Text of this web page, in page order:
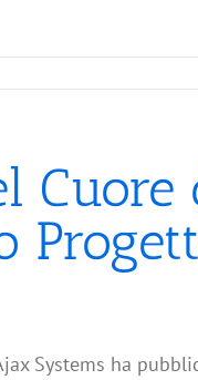
Cuore
Systems ha